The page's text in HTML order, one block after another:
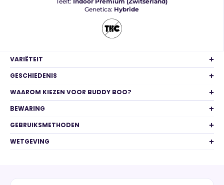
Genetica: Hybride
VARIËTEIT
GESCHIEDENIS
WAAROM KIEZEN VOOR BUDDY BOO?
BEWARING
GEBRUIKSMETHODEN
WETGEVING